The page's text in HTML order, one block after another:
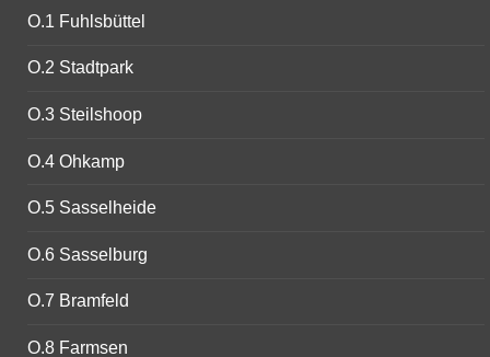
O.1 Fuhlsbüttel
O.2 Stadtpark
O.3 Steilshoop
O.4 Ohkamp
O.5 Sasselheide
O.6 Sasselburg
O.7 Bramfeld
O.8 Farmsen